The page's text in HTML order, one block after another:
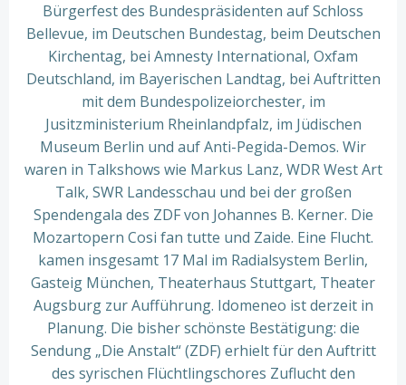
Bürgerfest des Bundespräsidenten auf Schloss
Bellevue, im Deutschen Bundestag, beim Deutschen
Kirchentag, bei Amnesty International, Oxfam
Deutschland, im Bayerischen Landtag, bei Auftritten
mit dem Bundespolizeiorchester, im
Jusitzministerium Rheinlandpfalz, im Jüdischen
Museum Berlin und auf Anti-Pegida-Demos. Wir
waren in Talkshows wie Markus Lanz, WDR West Art
Talk, SWR Landesschau und bei der großen
Spendengala des ZDF von Johannes B. Kerner. Die
Mozartopern Cosi fan tutte und Zaide. Eine Flucht.
kamen insgesamt 17 Mal im Radialsystem Berlin,
Gasteig München, Theaterhaus Stuttgart, Theater
Augsburg zur Aufführung. Idomeneo ist derzeit in
Planung. Die bisher schönste Bestätigung: die
Sendung „Die Anstalt“ (ZDF) erhielt für den Auftritt
des syrischen Flüchtlingschores Zuflucht den